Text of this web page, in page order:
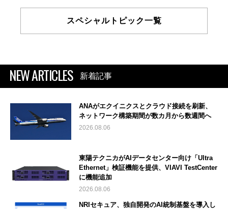
スペシャルトピック一覧
NEW ARTICLES 新着記事
ANAがエクイニクスとクラウド接続を刷新、
ネットワーク構築期間が数カ月から数週間へ
2026.08.06
東陽テクニカがAIデータセンター向け「Ultra
Ethernet」検証機能を提供、VIAVI TestCenter
に機能追加
2026.08.06
NRIセキュア、独自開発のAI統制基盤を導入し